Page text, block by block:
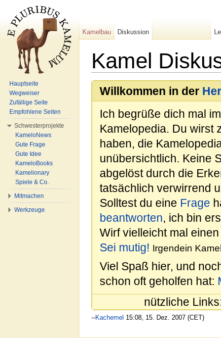
Kamel
Willkommen in der
Ich begrüße dich mal
Kamelopedia. Du wirst
haben, die
unübersichtlich. Keine
abgelöst durch die
tatsächlich verwirrend
Solltest du eine Frage
beantworten, ich bin
Wirf vielleicht mal
Sei mutig! Irgendein
Viel Spaß hier, und
schon oft geholfen hat:
nützliche
--Kachemel 15:08, 15. Dez. 2007 (CET)
Kamelbau Diskussion
Hauptseite
Wegweiser
Zufällige Seite
Empfohlene Seiten
Schwesterprojekte
KameloNews
Gute Frage
Gute Idee
KameloBooks
Kamelionary
Spiele & Co.
Mitmachen
Werkzeuge